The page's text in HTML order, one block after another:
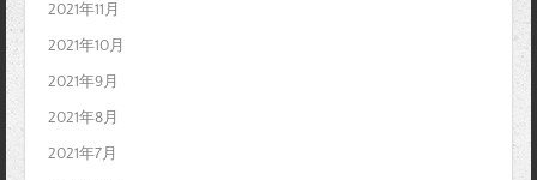
2021年11月
2021年10月
2021年9月
2021年8月
2021年7月